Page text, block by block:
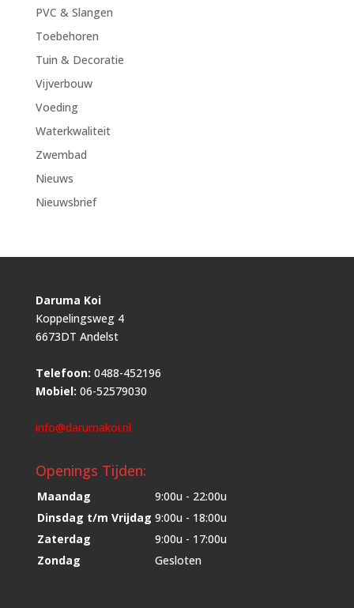
PVC & Slangen
Toebehoren
Tuin & Decoratie
Vijverbouw
Voeding
Waterkwaliteit
Zwembad
Nieuws
Nieuwsbrief
Daruma Koi
Koppelingsweg 4
6673DT Andelst
Telefoon: 0488-452196
Mobiel: 06-52579030
info@darumakoi.nl
Openings Tijden:
Maandag
9:00u - 22:00u
Dinsdag t/m Vrijdag 9:00u - 18:00u
Zaterdag
9:00u - 17:00u
Zondag
Gesloten